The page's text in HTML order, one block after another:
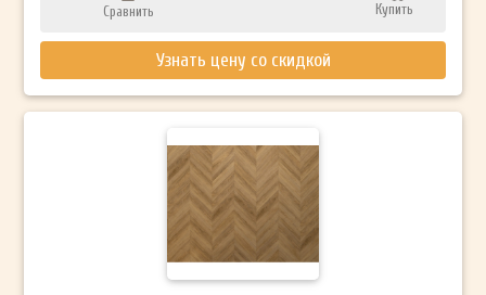
Сравнить Купить
Узнать цену со скидкой